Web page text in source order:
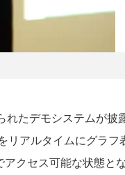
たデモシステムが披
リアルタイムにグラフ
クセス可能な状態と